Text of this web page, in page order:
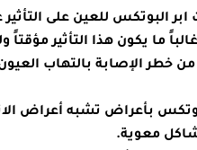
البوتكس للعين على
ما يكون هذا التأثير
خطر الإصابة بالتهاب